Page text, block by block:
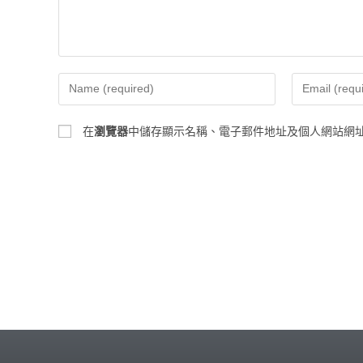
在瀏覽器中儲存顯示名稱、電子郵件地址及個人網站網